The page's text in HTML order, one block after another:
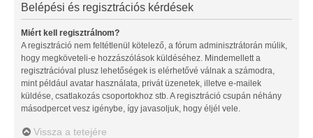
Belépési és regisztrációs kérdések
Miért kell regisztrálnom?
A regisztráció nem feltétlenül kötelező, a fórum adminisztrátorán múlik,
hogy megköveteli-e hozzászólások küldéséhez. Mindemellett a
regisztrációval plusz lehetőségek is elérhetővé válnak a számodra,
mint például avatar használata, privát üzenetek, illetve e-mailek
küldése, csatlakozás csoportokhoz stb. A regisztráció csupán néhány
másodpercet vesz igénybe, így javasoljuk, hogy éljél vele.
Vissza a tetejére